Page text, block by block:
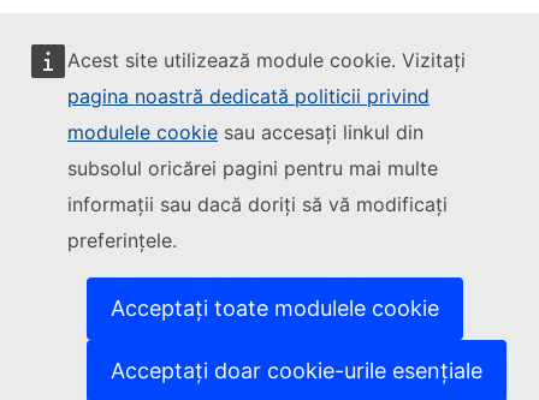
Acest site utilizează module cookie. Vizitați
pagina noastră dedicată politicii privind
modulele cookie sau accesați linkul din
subsolul oricărei pagini pentru mai multe
informații sau dacă doriți să vă modificați
preferințele.
Acceptați toate modulele cookie
Acceptați doar cookie-urile esențiale